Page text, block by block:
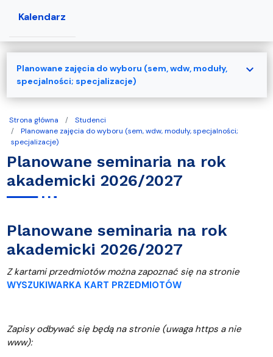
Kalendarz
Strona główna
Studenci
Planowane zajęcia do wyboru (sem, wdw, moduły, specjalności;
specjalizacje)
Planowane seminaria na rok
akademicki 2026/2027
Planowane seminaria na rok
akademicki 2026/2027
Z kartami przedmiotów można zapoznać się na stronie
WYSZUKIWARKA KART PRZEDMIOTÓW
Zapisy odbywać się będą na stronie (uwaga https a nie
www):
Planowane zajęcia do wyboru (sem, wdw, moduły,
specjalności; specjalizacje)
expand_more